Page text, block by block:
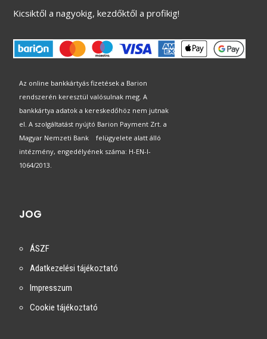
Kicsiktől a nagyokig, kezdőktől a profikig!
Az online bankkártyás fizetések a Barion
rendszerén keresztül valósulnak meg. A
bankkártya adatok a kereskedőhöz nem jutnak
el. A szolgáltatást nyújtó Barion Payment Zrt. a
Magyar Nemzeti Bank felügyelete alatt álló
intézmény, engedélyének száma: H-EN-I-
1064/2013.
JOG
ÁSZF
Adatkezelési tájékoztató
Impresszum
Cookie tájékoztató